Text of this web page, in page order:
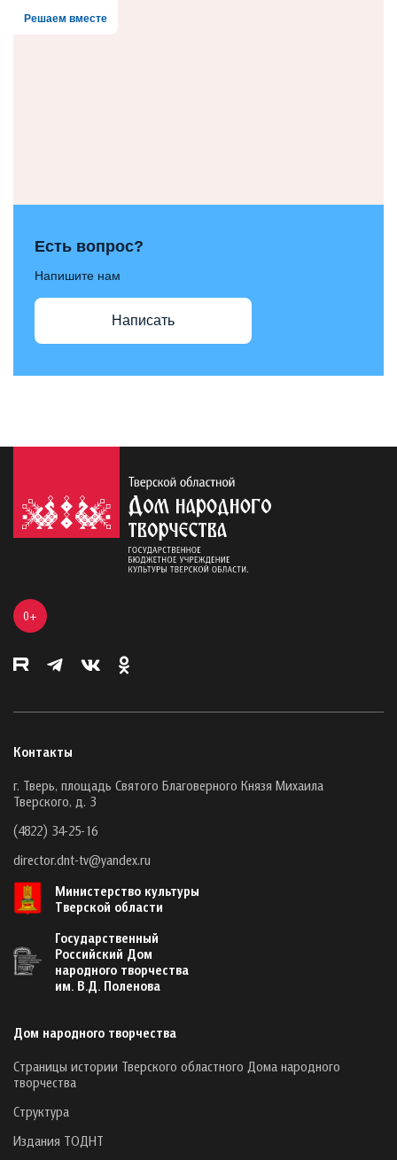
Решаем вместе
Есть вопрос?
Напишите нам
Написать
0+
Контакты
г. Тверь, площадь Святого Благоверного Князя Михаила
Тверского, д. 3
(4822) 34-25-16
director.dnt-tv@yandex.ru
Министерство культуры
Тверской области
Государственный
Российский Дом
народного творчества
им. В.Д. Поленова
Дом народного творчества
Страницы истории Тверского областного Дома народного
творчества
Структура
Издания ТОДНТ